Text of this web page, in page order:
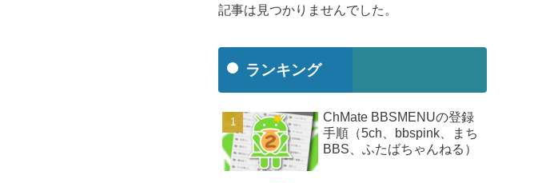
記事は見つかりませんでした。
ランキング
ChMate BBSMENUの登録
手順（5ch、bbspink、まち
BBS、ふたばちゃんねる）